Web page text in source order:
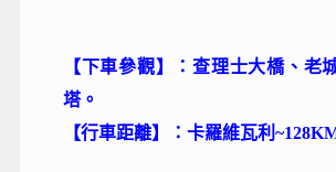
【下車參觀】：查理士大橋、老
塔。
【行車距離】：卡羅維瓦利